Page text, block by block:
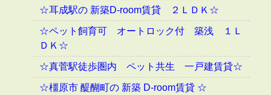
☆耳成駅の 新築D-room賃貸 ２ＬＤＫ☆
☆ペット飼育可 オートロック付 築浅 １Ｌ
ＤＫ☆
☆真菅駅徒歩圏内 ペット共生 一戸建賃貸☆
☆橿原市 醍醐町の 新築 D-room賃貸 ☆